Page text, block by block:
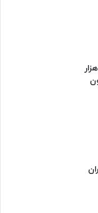
فاجعه موتورسواری در ایران: اعمال قانون ۴۴۱ هزار
تا کنون